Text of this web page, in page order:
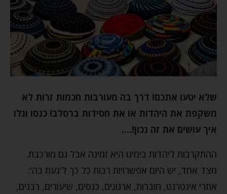
שלא יטעו אתכם! דרך בה מעורבות חכמות זרות לא
משקפת את היהדות או את חסידות ברסלב! כנסו וגלו
איך עושים את זה נכון!….
ההתקרבות ליהדות בימינו היא זמינה אבל גם מורכבת.
מצד אחד, יש היום אפשרויות רבות כל כך ל'געת בה':
אתרי אינטרנט, חוברות, ארגונים, כנסים, שיעורים, רבנים,